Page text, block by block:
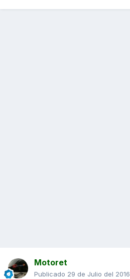
Motoret
Publicado 29 de Julio del 2016